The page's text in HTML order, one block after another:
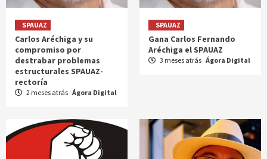
SPAUAZ
Carlos Aréchiga y su
compromiso por
destrabar problemas
estructurales SPAUAZ-
rectoría
2 meses atrás Ágora Digital
SPAUAZ
Gana Carlos Fernando
Aréchiga el SPAUAZ
3 meses atrás Ágora Digital